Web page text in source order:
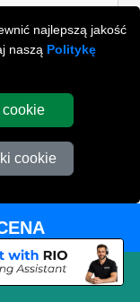
najlepszą jakość
naszą Politykę
cookie
za dodatkowy
Z